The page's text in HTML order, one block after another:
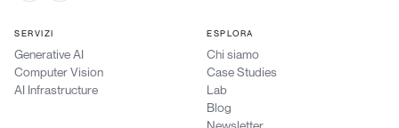
SERVIZI
Generative AI
Computer Vision
AI Infrastructure
ESPLORA
Chi siamo
Case Studies
Lab
Blog